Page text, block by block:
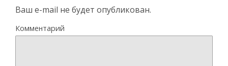
Ваш e-mail не будет опубликован.
Комментарий